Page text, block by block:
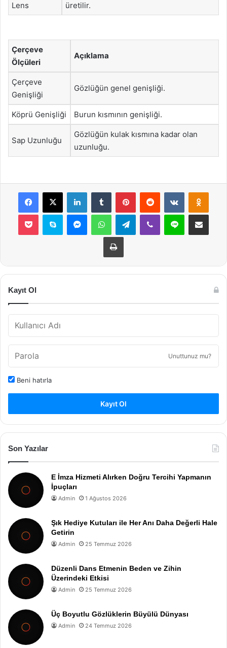
Lens
üretilir.
Çerçeve
Ölçüleri
Açıklama
Çerçeve
Genişliği
Gözlüğün genel genişliği.
Köprü Genişliği Burun kısmının genişliği.
Sap Uzunluğu
Gözlüğün kulak kısmına kadar olan
uzunluğu.
Facebook
X LinkedInTumblr PinterestReddit VKontakte
Pocket Skype MessengerWhatsAppTelegramViber Line E-Posta ile
Yazdır
Kayıt Ol
Unuttunuz mu?
Beni hatırla
Kayıt Ol
Son Yazılar
E İmza Hizmeti Alırken Doğru Tercihi Yapmanın
İpuçları
Admin 1 Ağustos 2026
Şık Hediye Kutuları ile Her Anı Daha Değerli Hale
Getirin
Admin 25 Temmuz 2026
Düzenli Dans Etmenin Beden ve Zihin
Üzerindeki Etkisi
Admin 25 Temmuz 2026
Üç Boyutlu Gözlüklerin Büyülü Dünyası
Admin 24 Temmuz 2026